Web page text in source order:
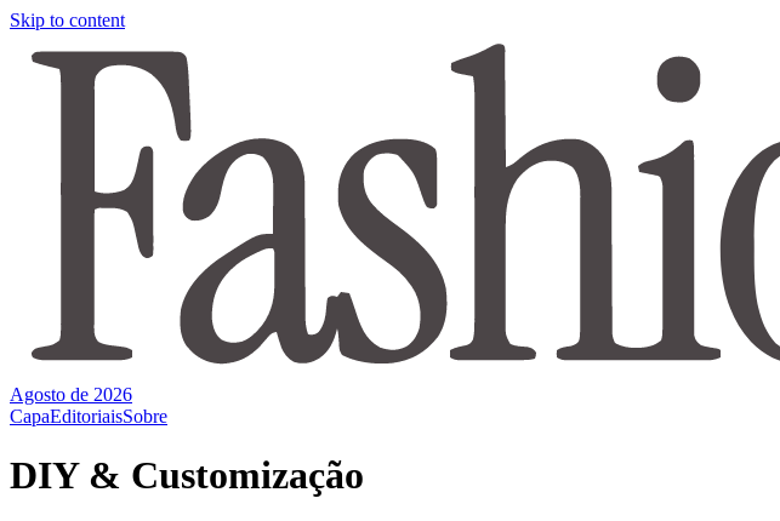
Skip to content
Agosto de 2026
CapaEditoriaisSobre
DIY & Customização